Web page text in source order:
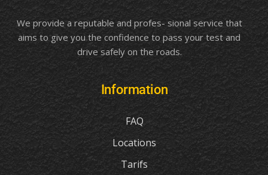
We provide a reputable and profes- sional service that
aims to give you the confidence to pass your test and
drive safely on the roads.
Information
FAQ
Locations
Tarifs